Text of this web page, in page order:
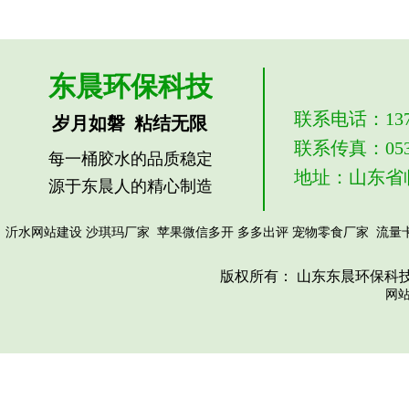
东晨环保科技
岁月如磐 粘结无限
每一桶胶水的品质稳定
源于东晨人的精心制造
版权所有： 山东东晨环保科
联系电话：
联系传真：
地址：山东
网
沂水网站建设 沙琪玛厂家 苹果微信多开 多多出评 宠物零食厂家 流量